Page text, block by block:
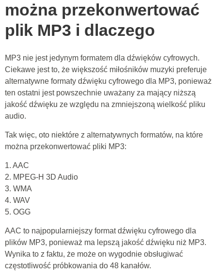
można przekonwertować
plik MP3 i dlaczego
MP3 nie jest jedynym formatem dla dźwięków cyfrowych.
Ciekawe jest to, że większość miłośników muzyki preferuje
alternatywne formaty dźwięku cyfrowego dla MP3, ponieważ
ten ostatni jest powszechnie uważany za mający niższą
jakość dźwięku ze względu na zmniejszoną wielkość pliku
audio.
Tak więc, oto niektóre z alternatywnych formatów, na które
można przekonwertować pliki MP3:
1. AAC
2. MPEG-H 3D Audio
3. WMA
4. WAV
5. OGG
AAC to najpopularniejszy format dźwięku cyfrowego dla
plików MP3, ponieważ ma lepszą jakość dźwięku niż MP3.
Wynika to z faktu, że może on wygodnie obsługiwać
częstotliwość próbkowania do 48 kanałów.